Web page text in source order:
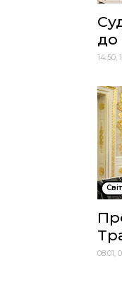
до
14:50,
Cвіт
08:01,